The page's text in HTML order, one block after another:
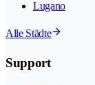
Lugano
Alle Städte
Support